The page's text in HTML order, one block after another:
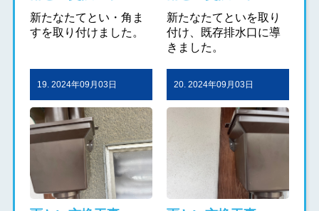
新たなたてとい・角ま
すを取り付けました。
新たなたてといを取り
付け、既存排水口に導
きました。
19. 2024年09月03日 20. 2024年09月03日